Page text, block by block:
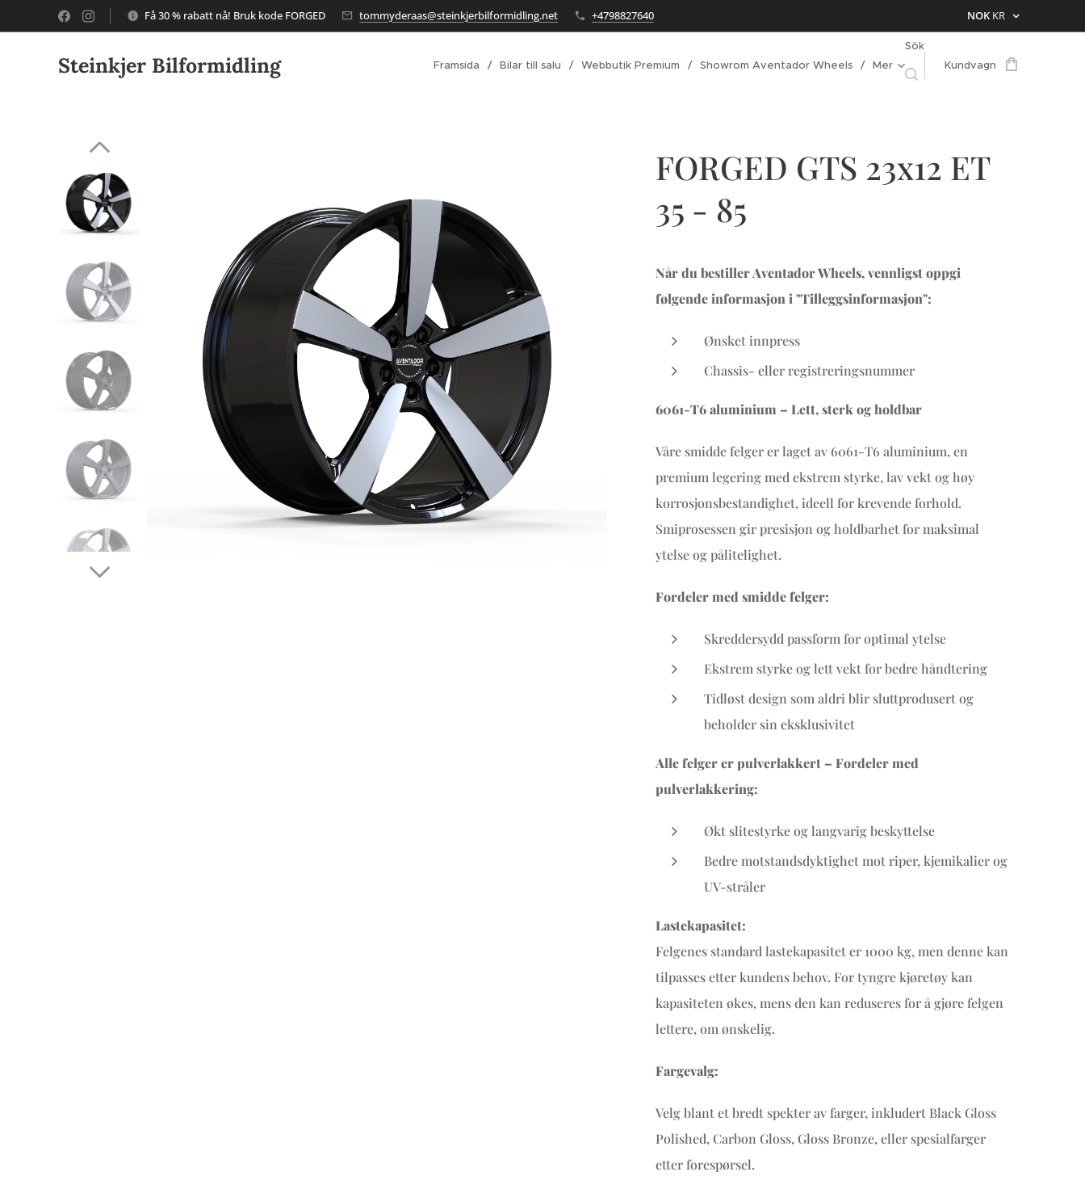
Få 30 % rabatt nå! Bruk kode FORGED tommyderaas@steinkjerbilformidling.net +4798827640 NOK KR
Steinkjer Bilformidling Framsida Bilar till salu Webbutik Premium Showrom Aventador Wheels Mer
Sök
Kundvagn
FORGED GTS 23x12 ET
35 - 85
Når du bestiller Aventador Wheels, vennligst oppgi
følgende informasjon i "Tilleggsinformasjon":
Ønsket innpress
Chassis- eller registreringsnummer
6061-T6 aluminium – Lett, sterk og holdbar
Våre smidde felger er laget av 6061-T6 aluminium, en
premium legering med ekstrem styrke, lav vekt og høy
korrosjonsbestandighet, ideell for krevende forhold.
Smiprosessen gir presisjon og holdbarhet for maksimal
ytelse og pålitelighet.
Fordeler med smidde felger:
Skreddersydd passform for optimal ytelse
Ekstrem styrke og lett vekt for bedre håndtering
Tidløst design som aldri blir sluttprodusert og
beholder sin eksklusivitet
Alle felger er pulverlakkert – Fordeler med
pulverlakkering:
Økt slitestyrke og langvarig beskyttelse
Bedre motstandsdyktighet mot riper, kjemikalier og
UV-stråler
Lastekapasitet:
Felgenes standard lastekapasitet er 1000 kg, men denne kan
tilpasses etter kundens behov. For tyngre kjøretøy kan
kapasiteten økes, mens den kan reduseres for å gjøre felgen
lettere, om ønskelig.
Fargevalg:
Velg blant et bredt spekter av farger, inkludert Black Gloss
Polished, Carbon Gloss, Gloss Bronze, eller spesialfarger
etter forespørsel.